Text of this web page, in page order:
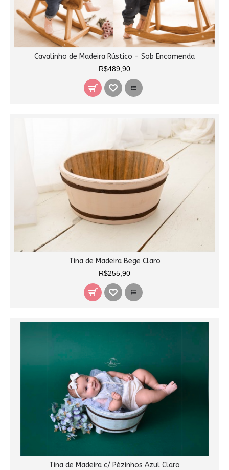
Cavalinho de Madeira Rústico - Sob Encomenda
R$489,90
Tina de Madeira Bege Claro
R$255,90
Tina de Madeira c/ Pézinhos Azul Claro